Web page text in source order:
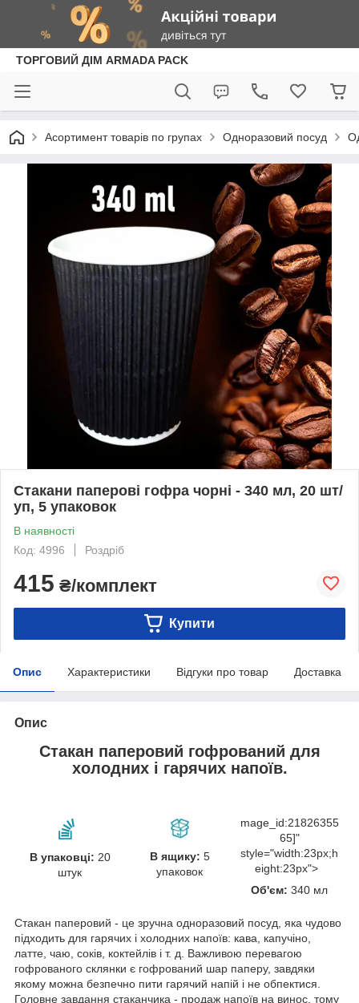
ТОРГОВИЙ ДІМ ARMADA PACK
Асортимент товарів по групах Одноразовий посуд
Стакани паперові гофра чорні - 340 мл, 20 шт/
уп, 5 упаковок
В наявності
Код: 4996
Роздріб
415 ₴/комплект
Купити
Опис Характеристики Відгуки про товар Доставка
Опис
Стакан паперовий гофрований для
холодних і гарячих напоїв.
В упаковці: 20
штук
В ящику: 5
упаковок
mage_id:21826355
65]"
style="width:23px;h
eight:23px">
Об'єм: 340 мл
Стакан паперовий - це зручна одноразовий посуд, яка чудово
підходить для гарячих і холодних напоїв: кава, капучіно,
латте, чаю, соків, коктейлів і т. д. Важливою перевагою
гофрованого склянки є гофрований шар паперу, завдяки
якому можна безпечно пити гарячий напій і не обпектися.
Головне завдання стаканчика - продаж напоїв на винос, тому